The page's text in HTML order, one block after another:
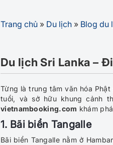
Trang chủ » Du lịch » Blog du
Du lịch Sri Lanka –
Từng là trung tâm văn hóa
tuổi, và sở hữu khung cảnh
vietnambooking.com khám
1. Bãi biển Tangalle
Bãi biển Tangalle nằm ở